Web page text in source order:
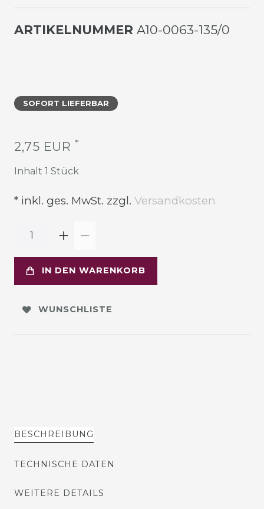
ARTIKELNUMMER A10-0063-135/0
SOFORT LIEFERBAR
2,75 EUR *
Inhalt 1 Stück
* inkl. ges. MwSt. zzgl. Versandkosten
IN DEN WARENKORB
WUNSCHLISTE
BESCHREIBUNG
TECHNISCHE DATEN
WEITERE DETAILS